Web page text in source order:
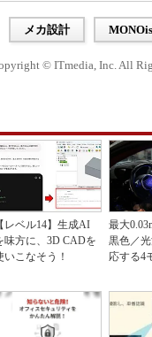
メカ設計
© ITmedia, Inc. All
【レベル14】生成AI
味方に、3D CADを
いこなそう！
最大
黒色／
応する4